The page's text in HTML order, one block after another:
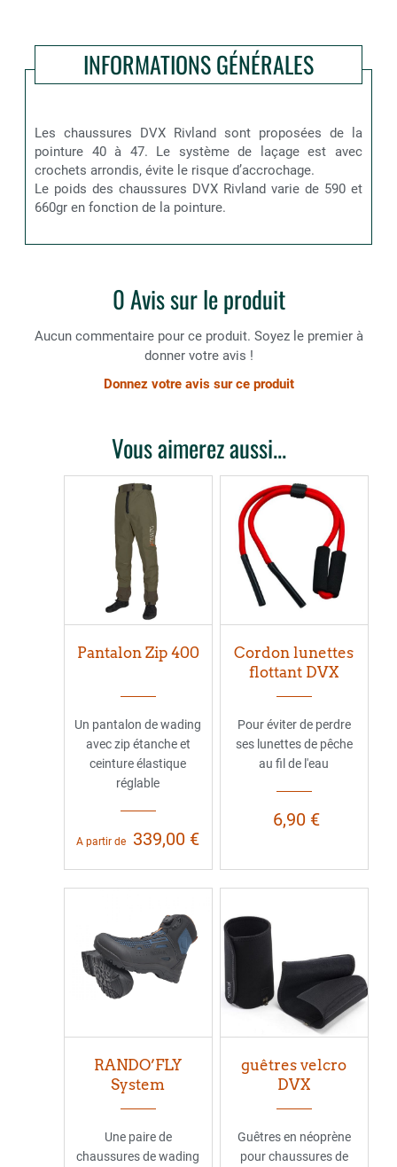
INFORMATIONS GÉNÉRALES
Les chaussures DVX Rivland sont proposées de la
pointure 40 à 47. Le système de laçage est avec
crochets arrondis, évite le risque d’accrochage.
Le poids des chaussures DVX Rivland varie de 590 et
660gr en fonction de la pointure.
0 Avis sur le produit
Aucun commentaire pour ce produit. Soyez le premier à
donner votre avis !
Donnez votre avis sur ce produit
Vous aimerez aussi...
Pantalon Zip 400
Un pantalon de wading
avec zip étanche et
ceinture élastique
réglable
A partir de 339,00 €
Cordon lunettes
flottant DVX
Pour éviter de perdre
ses lunettes de pêche
au fil de l'eau
6,90 €
RANDO’FLY
System
Une paire de
chaussures de wading
guêtres velcro
DVX
Guêtres en néoprène
pour chaussures de